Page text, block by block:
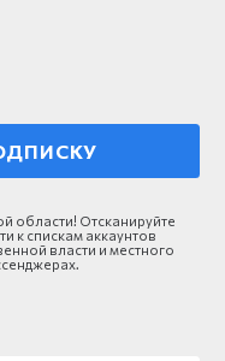
области! Отсканируйте
к спискам аккаунтов
власти и местного